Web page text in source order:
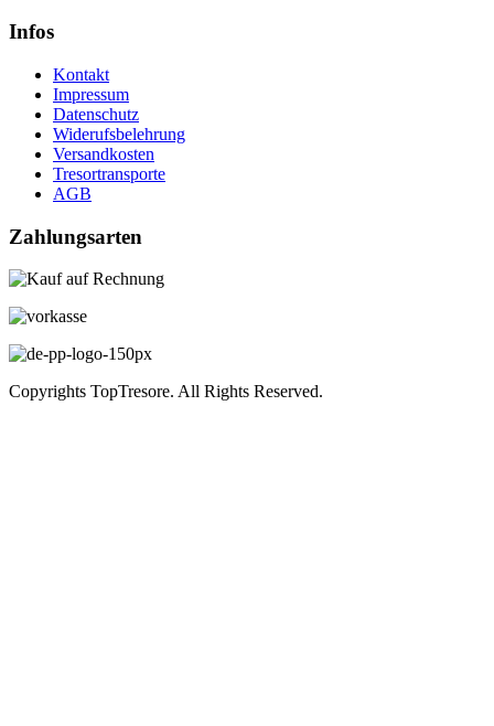
Infos
Kontakt
Impressum
Datenschutz
Widerufsbelehrung
Versandkosten
Tresortransporte
AGB
Zahlungsarten
Copyrights TopTresore. All Rights Reserved.